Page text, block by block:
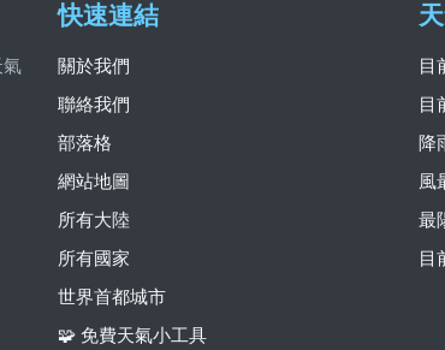
氣
快速連結
關於我們
聯絡我們
部落格
網站地圖
所有大陸
所有國家
世界首都城市
🧩 免費天氣小工具
目
目
降
風
最
目